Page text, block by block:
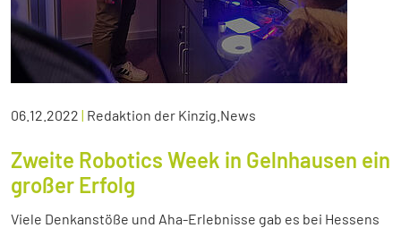
06.12.2022 | Redaktion der Kinzig.News
Zweite Robotics Week in Gelnhausen ein
großer Erfolg
Viele Denkanstöße und Aha-Erlebnisse gab es bei Hessens